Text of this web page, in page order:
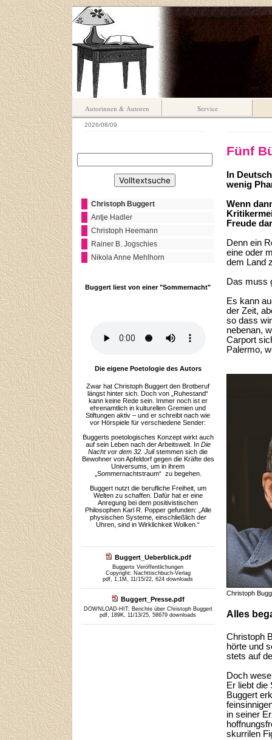
Autorinnen & Autoren Service
2026/08/09
Christoph Buggert
Antje Hadler
Christoph Heemann
Rainer B. Jogschies
Nikola Anne Mehlhorn
Buggert liest von einer "Sommernacht"
Die eigene Poetologie des Autors
Zwar hat Christoph Buggert den Brotberuf
längst hinter sich. Doch von „Ruhestand“
kann keine Rede sein. Immer noch ist er
ehrenamtlich in kulturellen Gremien und
Stiftungen aktiv – und er schreibt nach wie
vor Hörspiele für verschiedene Sender:
Buggerts poetologisches Konzept wirkt auch
auf sein Leben nach der Arbeitswelt. In Die
Nacht vor dem 32. Julistemmen sich die
Bewohner von Apfeldorf gegen die Kräfte des
Universums, um in ihrem
„Sommernachtstraum“ zu begehen.
Buggert nutzt die berufliche Freiheit, um
Welten zu schaffen. Dafür hat er eine
Anregung bei dem positivistischen
Philosophen Karl R. Popper gefunden: „Alle
physischen Systeme, einschließlich der
Uhren, sind in Wirklichkeit Wolken.“
Buggert_Ueberblick.pdf
Buggerts Veröffentlichungen
Copyright: Nachttischbuch-Verlag
pdf, 1,1M, 11/15/22, 624 downloads
Buggert_Presse.pdf
DOWNLOAD-HIT: Berichte über Christoph Buggert
pdf, 189K, 11/13/25, 58679 downloads
Fünf
In
wenig
Wenn
Freude
Denn ein
eine oder
dem Land
Das muss
Es kann
der Zeit,
so dass
nebenan,
Carport
Palermo,
Christoph
Alles
Christoph
hörte und
stets auf
Doch
Er liebt die
Buggert
in seiner
skurrilen